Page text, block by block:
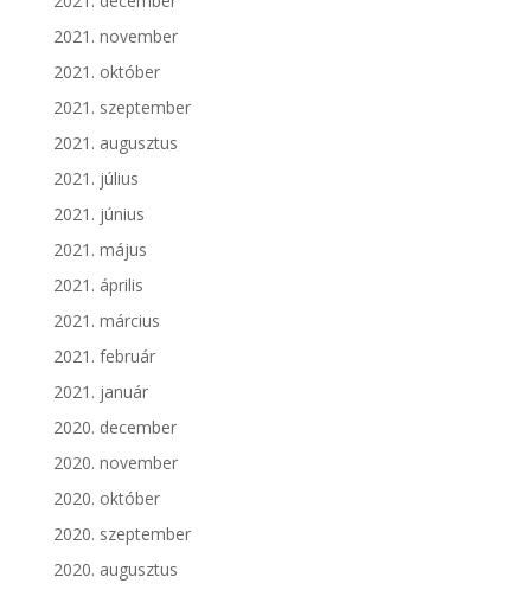
2021. november
2021. október
2021. szeptember
2021. augusztus
2021. július
2021. június
2021. május
2021. április
2021. március
2021. február
2021. január
2020. december
2020. november
2020. október
2020. szeptember
2020. augusztus